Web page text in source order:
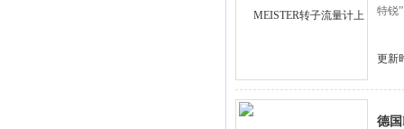
特锐
更新
德